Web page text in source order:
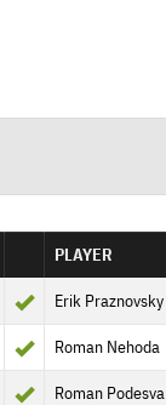
PLAYER
Erik Praznovsky
Roman Nehoda
Roman Podesva